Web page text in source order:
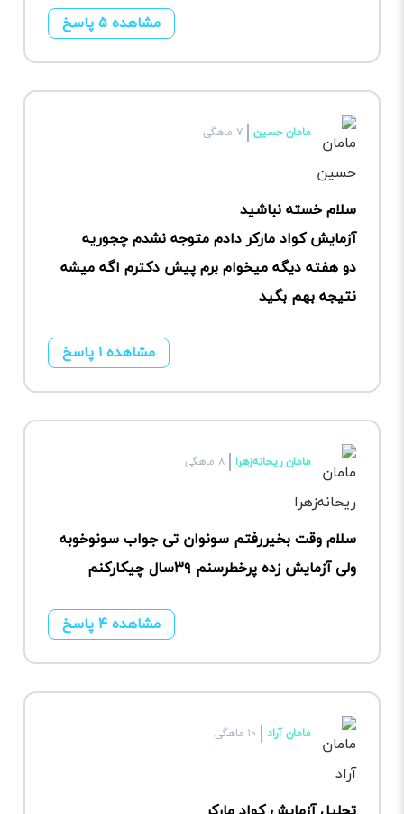
مشاهده ۵ پاسخ
مامان حسین ۷ ماهگی
سلام خسته نباشید
آزمایش کواد مارکر دادم متوجه نشدم چجوریه
دو هفته دیگه میخوام برم پیش دکترم اگه میشه
نتیجه بهم بگید
مشاهده ۱ پاسخ
مامان ریحانه‌زهرا ۸ ماهگی
سلام وقت بخیررفتم سونوان تی جواب سونوخوبه
ولی آزمایش زده پرخطرسنم ۳۹سال چیکارکنم
مشاهده ۴ پاسخ
مامان آراد ۱۰ ماهگی